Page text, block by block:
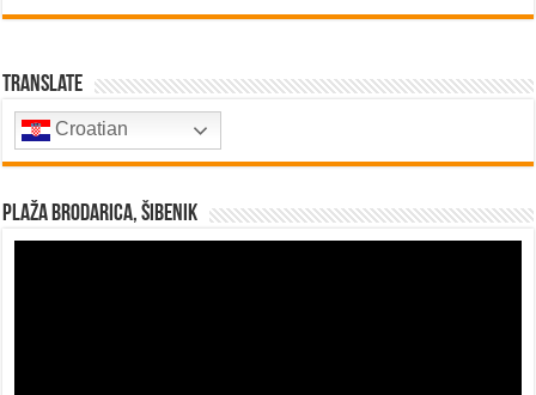
Translate
Croatian
Plaža Brodarica, Šibenik